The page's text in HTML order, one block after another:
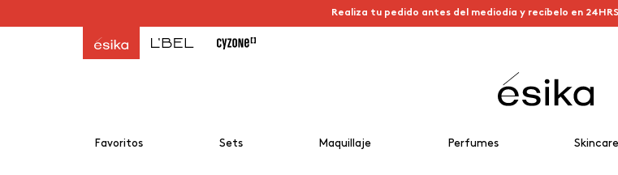
Realiza tu pedido antes del mediodía y recíbelo en
Favoritos Sets Maquillaje Perfumes Skincare